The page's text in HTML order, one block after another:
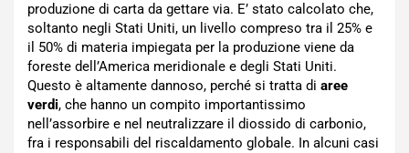
produzione di carta da gettare via. E’ stato calcolato che,
soltanto negli Stati Uniti, un livello compreso tra il 25% e
il 50% di materia impiegata per la produzione viene da
foreste dell’America meridionale e degli Stati Uniti.
Questo è altamente dannoso, perché si tratta di aree
verdi, che hanno un compito importantissimo
nell’assorbire e nel neutralizzare il diossido di carbonio,
fra i responsabili del riscaldamento globale. In alcuni casi